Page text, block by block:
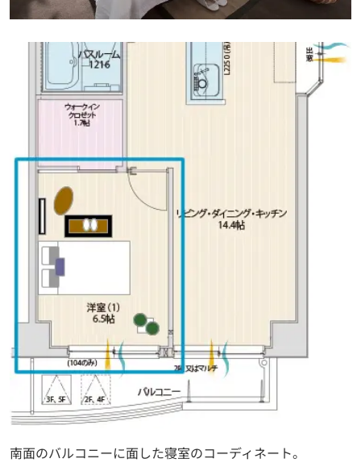
南面のバルコニーに面した寝室のコーディネート。